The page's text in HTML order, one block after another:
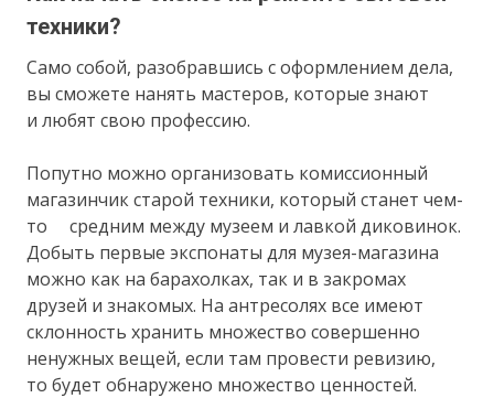
техники?
Само собой, разобравшись с оформлением дела,
вы сможете нанять мастеров, которые знают
и любят свою профессию.
Попутно можно организовать комиссионный
магазинчик старой техники, который станет чем-
то средним между музеем и лавкой диковинок.
Добыть первые экспонаты для музея-магазина
можно как на барахолках, так и в закромах
друзей и знакомых. На антресолях все имеют
склонность хранить множество совершенно
ненужных вещей, если там провести ревизию,
то будет обнаружено множество ценностей.